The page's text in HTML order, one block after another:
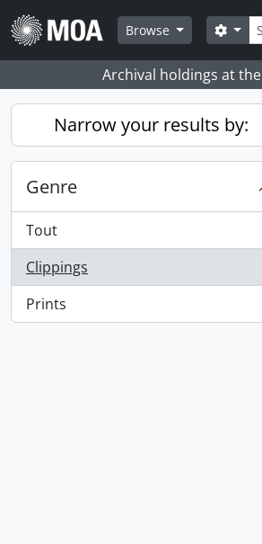
Skip to main content
Browse
Archival holdings at
Narrow your results by:
Genre
Tout
Clippings
, 1 résultats
Prints
, 1 résultats